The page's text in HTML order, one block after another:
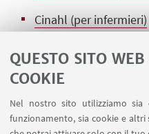
QUESTO SITO
COOKIE
Nel nostro sito utilizziamo sia
funzionamento, sia cookie e
Cinahl (per infermieri)
JoVE clinical skills
clinica.
Journal Citation
Ebook di medicina in